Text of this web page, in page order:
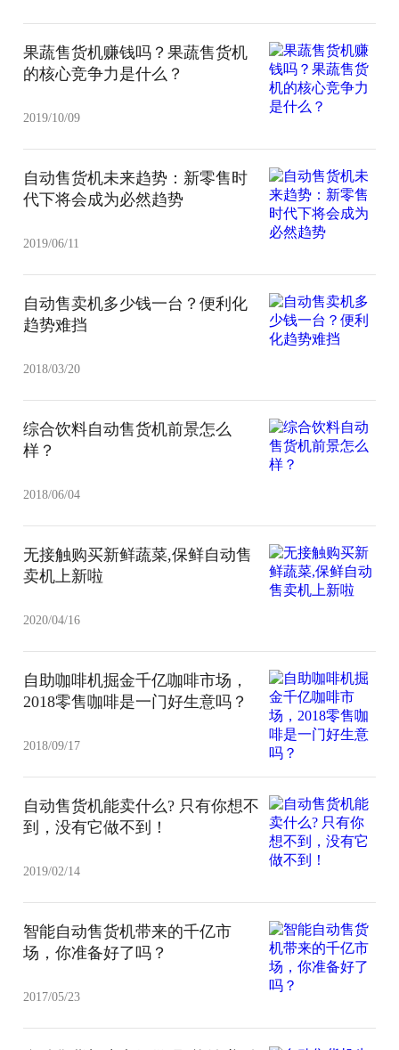
果蔬售货机赚钱吗？果蔬售货机
的核心竞争力是什么？
2019/10/09
自动售货机未来趋势：新零售时
代下将会成为必然趋势
2019/06/11
自动售卖机多少钱一台？便利化
趋势难挡
2018/03/20
综合饮料自动售货机前景怎么
样？
2018/06/04
无接触购买新鲜蔬菜,保鲜自动售
卖机上新啦
2020/04/16
自助咖啡机掘金千亿咖啡市场，
2018零售咖啡是一门好生意吗？
2018/09/17
自动售货机能卖什么? 只有你想不
到，没有它做不到！
2019/02/14
智能自动售货机带来的千亿市
场，你准备好了吗？
2017/05/23